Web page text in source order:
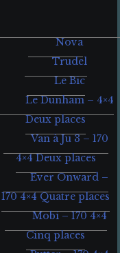
Nova
Trudel
Le Bic
Le Dunham – 4×4
Deux places
Van à Ju 3 – 170
4×4 Deux places
Ever Onward –
170 4×4 Quatre places
Mobi – 170 4×4
Cinq places